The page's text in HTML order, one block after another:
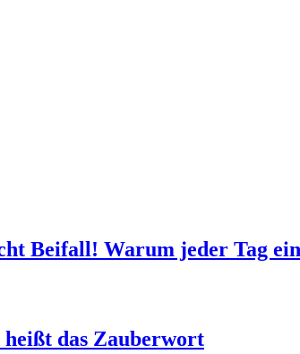
Beifall! Warum jeder Tag
heißt das Zauberwort